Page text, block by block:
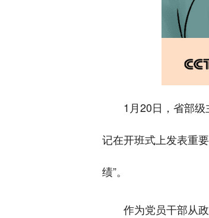
1月20日，省部
记在开班式上发表重
绩”。
作为党员干部从